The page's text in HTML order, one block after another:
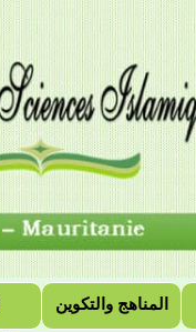
المناهج والتكوين